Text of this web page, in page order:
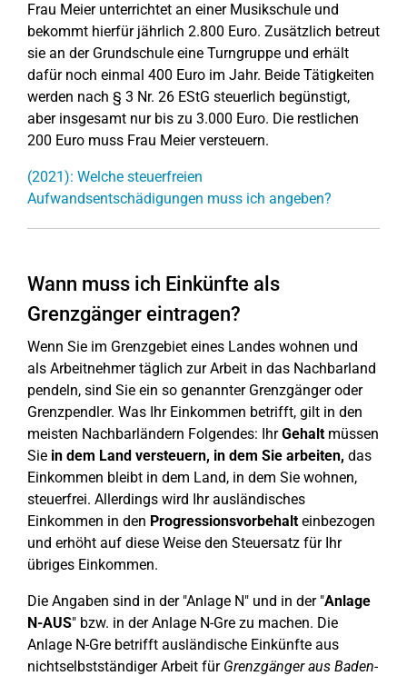
Frau Meier unterrichtet an einer Musikschule und
bekommt hierfür jährlich 2.800 Euro. Zusätzlich betreut
sie an der Grundschule eine Turngruppe und erhält
dafür noch einmal 400 Euro im Jahr. Beide Tätigkeiten
werden nach § 3 Nr. 26 EStG steuerlich begünstigt,
aber insgesamt nur bis zu 3.000 Euro. Die restlichen
200 Euro muss Frau Meier versteuern.
(2021): Welche steuerfreien
Aufwandsentschädigungen muss ich angeben?
Wann muss ich Einkünfte als
Grenzgänger eintragen?
Wenn Sie im Grenzgebiet eines Landes wohnen und
als Arbeitnehmer täglich zur Arbeit in das Nachbarland
pendeln, sind Sie ein so genannter Grenzgänger oder
Grenzpendler. Was Ihr Einkommen betrifft, gilt in den
meisten Nachbarländern Folgendes: IhrGehaltmüssen
Sie in dem Land versteuern, in dem Sie arbeiten, das
Einkommen bleibt in dem Land, in dem Sie wohnen,
steuerfrei. Allerdings wird Ihr ausländisches
Einkommen in den Progressionsvorbehalteinbezogen
und erhöht auf diese Weise den Steuersatz für Ihr
übriges Einkommen.
Die Angaben sind in der "Anlage N" und in der "Anlage
N-AUS" bzw. in der Anlage N-Gre zu machen. Die
Anlage N-Gre betrifft ausländische Einkünfte aus
nichtselbstständiger Arbeit für Grenzgänger aus Baden-